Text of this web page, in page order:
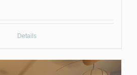
Details